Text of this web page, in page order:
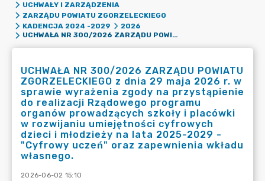
UCHWAŁY I ZARZĄDZENIA
ZARZĄDU POWIATU ZGORZELECKIEGO
KADENCJA 2024 -2029
2026
UCHWAŁA NR 300/2026 ZARZĄDU POWIATU ZGORZELECKIEGO Z DNIA 29 MAJA 2026 R. W SPRAWIE WYRAŻENIA ZGODY NA PRZYSTĄPIENIE DO REALIZACJI RZĄDOWEGO PROGRAMU ORGANÓW PROWADZĄCYCH SZKOŁY I PLACÓWKI W ROZWIJANIU UMIEJĘTNOŚCI CYFROWYCH DZIECI I MŁODZIEŻY NA LATA 2025-2029 - "CYFROWY UCZEŃ" ORAZ ZAPEWNIENIA WKŁADU WŁASNEGO.
UCHWAŁA NR 300/2026 ZARZĄDU POWIATU
ZGORZELECKIEGO z dnia 29 maja 2026 r. w
sprawie wyrażenia zgody na przystąpienie
do realizacji Rządowego programu
organów prowadzących szkoły i placówki
w rozwijaniu umiejętności cyfrowych
dzieci i młodzieży na lata 2025-2029 -
"Cyfrowy uczeń" oraz zapewnienia wkładu
własnego.
2026-06-02 15:10